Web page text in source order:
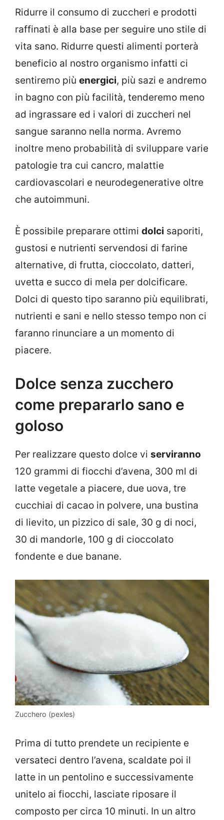
Ridurre il consumo di zuccheri e prodotti
raffinati è alla base per seguire uno stile di
vita sano. Ridurre questi alimenti porterà
beneficio al nostro organismo infatti ci
sentiremo più energici, più sazi e andremo
in bagno con più facilità, tenderemo meno
ad ingrassare ed i valori di zuccheri nel
sangue saranno nella norma. Avremo
inoltre meno probabilità di sviluppare varie
patologie tra cui cancro, malattie
cardiovascolari e neurodegenerative oltre
che autoimmuni.
È possibile preparare ottimi dolci saporiti,
gustosi e nutrienti servendosi di farine
alternative, di frutta, cioccolato, datteri,
uvetta e succo di mela per dolcificare.
Dolci di questo tipo saranno più equilibrati,
nutrienti e sani e nello stesso tempo non ci
faranno rinunciare a un momento di
piacere.
Dolce senza zucchero
come prepararlo sano e
goloso
Per realizzare questo dolce vi serviranno
120 grammi di fiocchi d’avena, 300 ml di
latte vegetale a piacere, due uova, tre
cucchiai di cacao in polvere, una bustina
di lievito, un pizzico di sale, 30 g di noci,
30 di mandorle, 100 g di cioccolato
fondente e due banane.
Zucchero (pexles)
Prima di tutto prendete un recipiente e
versateci dentro l’avena, scaldate poi il
latte in un pentolino e successivamente
unitelo ai fiocchi, lasciate riposare il
composto per circa 10 minuti. In un altro